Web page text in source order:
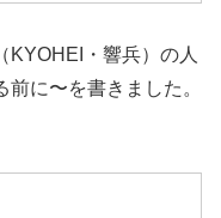
KYOHEI・響兵）の人
に〜を書きました。